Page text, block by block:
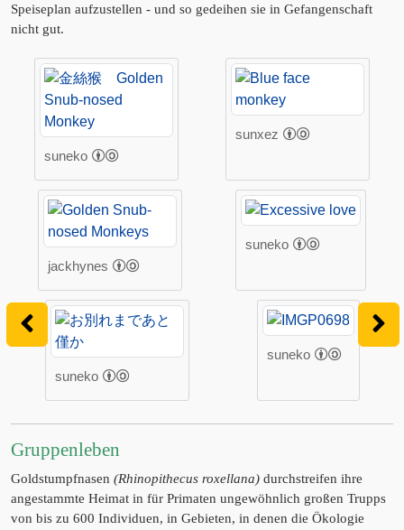
Speiseplan aufzustellen - und so gedeihen sie in Gefangenschaft
nicht gut.
suneko
sunxez
jackhynes
suneko
suneko
suneko
Gruppenleben
Goldstumpfnasen (Rhinopithecus roxellana) durchstreifen ihre
angestammte Heimat in für Primaten ungewöhnlich großen Trupps
von bis zu 600 Individuen, in Gebieten, in denen die Ökologie